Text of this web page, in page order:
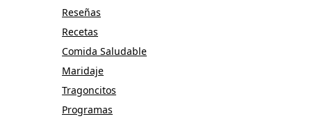
Reseñas
Recetas
Comida Saludable
Maridaje
Tragoncitos
Programas